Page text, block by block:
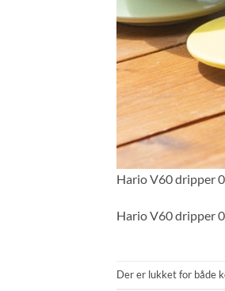
Hario V60 dripper
Hario V60 dripper
Der er lukket for både